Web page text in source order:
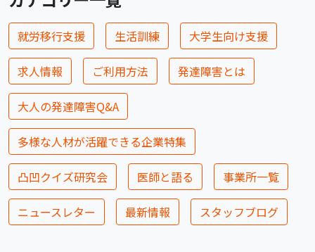
就労移行支援 生活訓練 大学生向け支援
求人情報 ご利用方法 発達障害とは
大人の発達障害Q&A
多様な人材が活躍できる企業特集
凸凹クイズ研究会 医師と語る 事業所一覧
ニュースレター 最新情報 スタッフブログ